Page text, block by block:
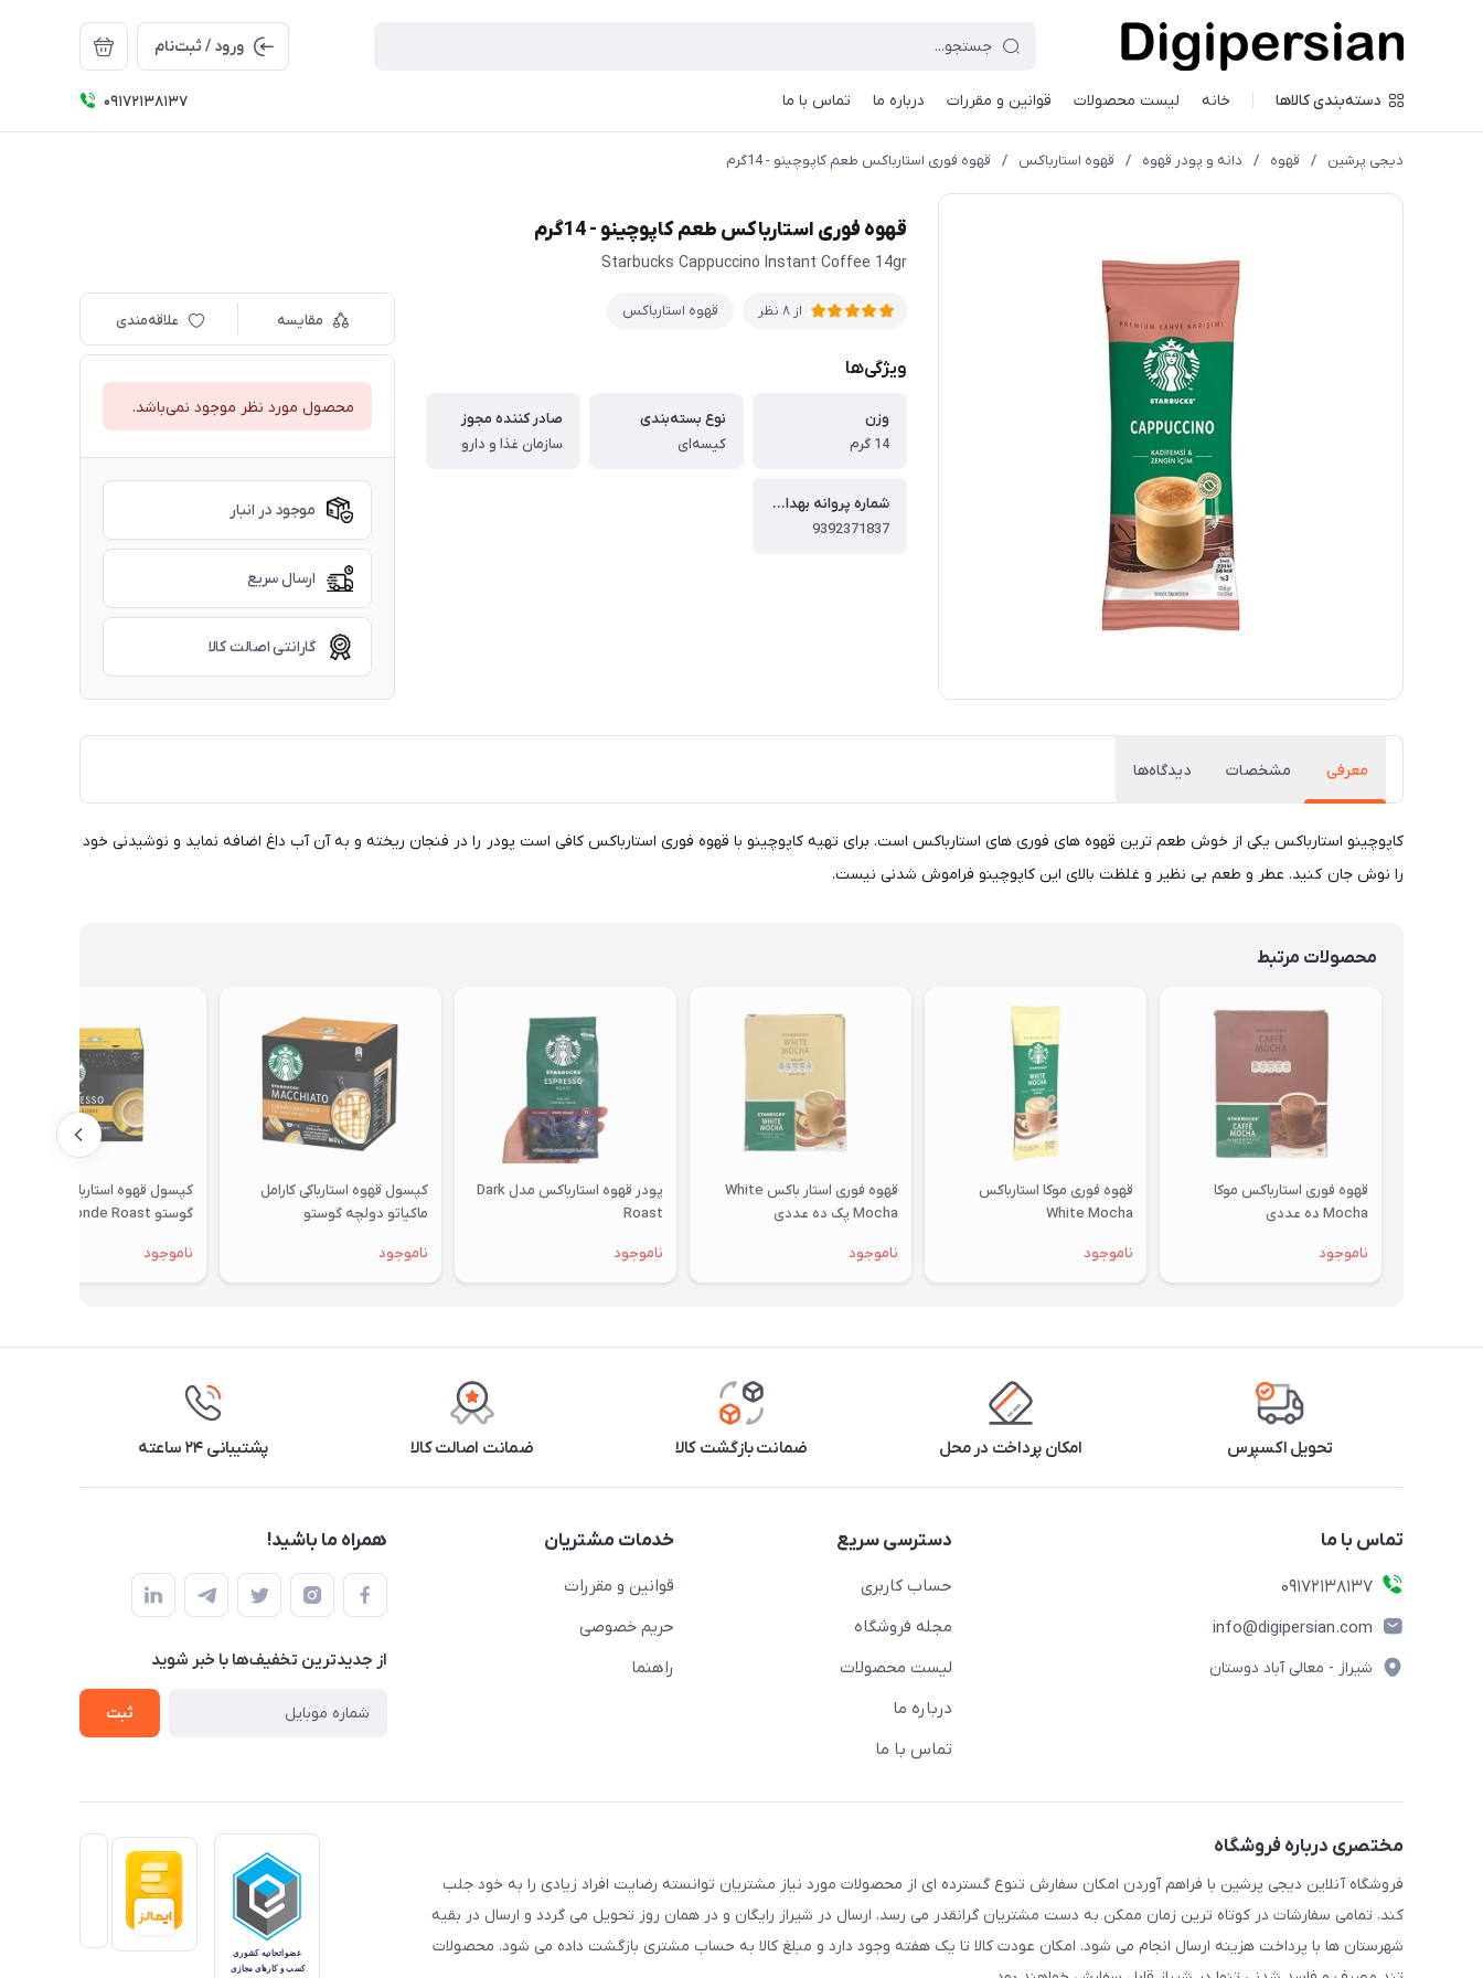
ورود / ثبت‌نام
دسته‌بندی کالاها خانه لیست محصولات قوانین و مقررات درباره ما تماس با ما 09172138137
دیجی پرشین / قهوه / دانه و پودر قهوه / قهوه استارباکس / قهوه فوری استارباکس طعم کاپوچینو - 14گرم
قهوه فوری استارباکس طعم کاپوچینو - 14گرم
Starbucks Cappuccino Instant Coffee 14gr
از 8 نظر قهوه استارباکس
ویژگی‌ها
وزن
14 گرم
نوع بسته‌بندی
کیسه‌ای
صادر کننده مجوز
سازمان غذا و دارو
شماره پروانه بهداشت
9392371837
مقایسه علاقه‌مندی
محصول مورد نظر موجود نمی‌باشد.
موجود در انبار
ارسال سریع
گارانتی اصالت کالا
معرفی مشخصات دیدگاه‌ها
کاپوچینو استارباکس یکی از خوش طعم ترین قهوه های فوری های استارباکس است. برای تهیه کاپوچینو با قهوه فوری استارباکس کافی است پودر را در فنجان ریخته و به آن آب داغ اضافه نماید و نوشیدنی خود
را نوش جان کنید. عطر و طعم بی نظیر و غلظت بالای این کاپوچینو فراموش شدنی نیست.
محصولات مرتبط
قهوه فوری استارباکس موکا
Mocha ده عددی
ناموجود
قهوه فوری موکا استارباکس
White Mocha
ناموجود
قهوه فوری استار باکس White
Mocha پک ده عددی
ناموجود
پودر قهوه استارباکس مدل Dark
Roast
ناموجود
کپسول قهوه استارباکی کارامل
ماکیاتو دولچه گوستو
ناموجود
کپسول قهوه استارباکس دولچه
گوستو Blonde Roast
ناموجود
تحویل اکسپرس امکان پرداخت در محل ضمانت بازگشت کالا ضمانت اصالت کالا پشتیبانی ۲۴ ساعته
تماس با ما
09172138137
info@digipersian.com
شیراز - معالی آباد دوستان
دسترسی سریع
حساب کاربری
مجله فروشگاه
لیست محصولات
درباره ما
تماس با ما
خدمات مشتریان
قوانین و مقررات
حریم خصوصی
راهنما
همراه ما باشید!
از جدید‌ترین تخفیف‌ها با‌ خبر شوید
ثبت
مختصری درباره فروشگاه
فروشگاه آنلاین دیجی پرشین با فراهم آوردن امکان سفارش تنوع گسترده ای از محصولات مورد نیاز مشتریان توانسته رضایت افراد زیادی را به خود جلب
کند. تمامی سفارشات در کوتاه ترین زمان ممکن به دست مشتریان گرانقدر می رسد. ارسال در شیراز رایگان و در همان روز تحویل می گردد و ارسال در بقیه
شهرستان ها با پرداخت هزینه ارسال انجام می شود. امکان عودت کالا تا یک هفته وجود دارد و مبلغ کالا به حساب مشتری بازگشت داده می شود. محصولات